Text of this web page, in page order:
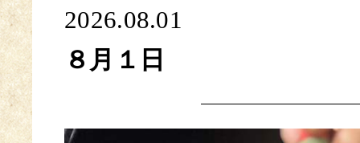
2026.08.01
８月１日